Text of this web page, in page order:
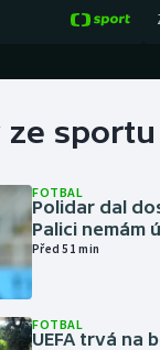
sportu
FOTBAL
Polidar dal
Palici nemám
Před 51 min
FOTBAL
UEFA trvá na